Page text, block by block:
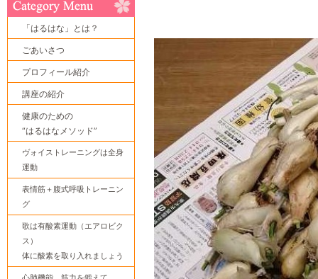
「はるはな」とは？
ごあいさつ
プロフィール紹介
講座の紹介
健康のための
“はるはなメソッド”
ヴォイストレーニングは全身
運動
表情筋＋腹式呼吸トレーニン
グ
歌は有酸素運動（エアロビク
ス）
体に酸素を取り入れましょう